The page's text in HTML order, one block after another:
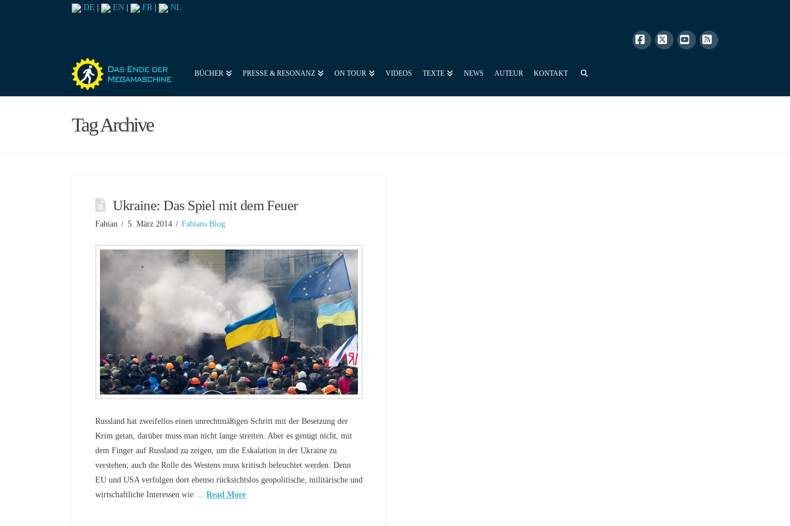
DE EN FR NL
BÜCHER PRESSE & RESONANZ ON TOUR VIDEOS TEXTE NEWS AUTEUR KONTAKT
Tag Archive
Ukraine: Das Spiel mit dem Feuer
Fabian 5. März 2014 Fabians Blog
Russland hat zweifellos einen unrechtmäßigen Schritt mit der Besetzung der
Krim getan, darüber muss man nicht lange streiten. Aber es genügt nicht, mit
dem Finger auf Russland zu zeigen, um die Eskalation in der Ukraine zu
verstehen; auch die Rolle des Westens muss kritisch beleuchtet werden. Denn
EU und USA verfolgen dort ebenso rücksichtslos geopolitische, militärische und
wirtschaftliche Interessen wie …Read More